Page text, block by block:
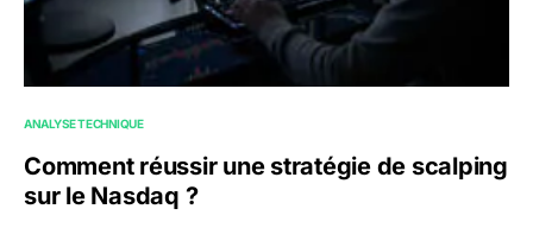
ANALYSE TECHNIQUE
Comment réussir une stratégie de scalping
sur le Nasdaq ?